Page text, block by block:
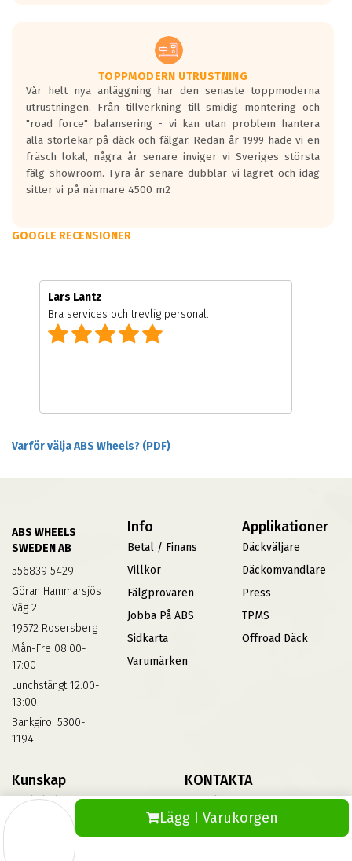
Lägg I Varukorgen
TOPPMODERN UTRUSTNING
Vår helt nya anläggning har den senaste toppmoderna
utrustningen. Från tillverkning till smidig montering och
"road force" balansering - vi kan utan problem hantera
alla storlekar på däck och fälgar. Redan år 1999 hade vi en
fräsch lokal, några år senare inviger vi Sveriges största
fälg-showroom. Fyra år senare dubblar vi lagret och idag
sitter vi på närmare 4500 m2
GOOGLE RECENSIONER
Lars Lantz
Bra services och trevlig personal.
Varför välja ABS Wheels? (PDF)
ABS WHEELS
SWEDEN AB
556839 5429
Göran Hammarsjös
Väg 2
19572 Rosersberg
Mån-Fre 08:00-
17:00
Lunchstängt 12:00-
13:00
Bankgiro: 5300-
1194
Info
Betal / Finans
Villkor
Fälgprovaren
Jobba På ABS
Sidkarta
Varumärken
Applikationer
Däckväljare
Däckomvandlare
Press
TPMS
Offroad Däck
Kunskap
Däckskola
KONTAKTA
Kontakta Oss
Vinterdäck